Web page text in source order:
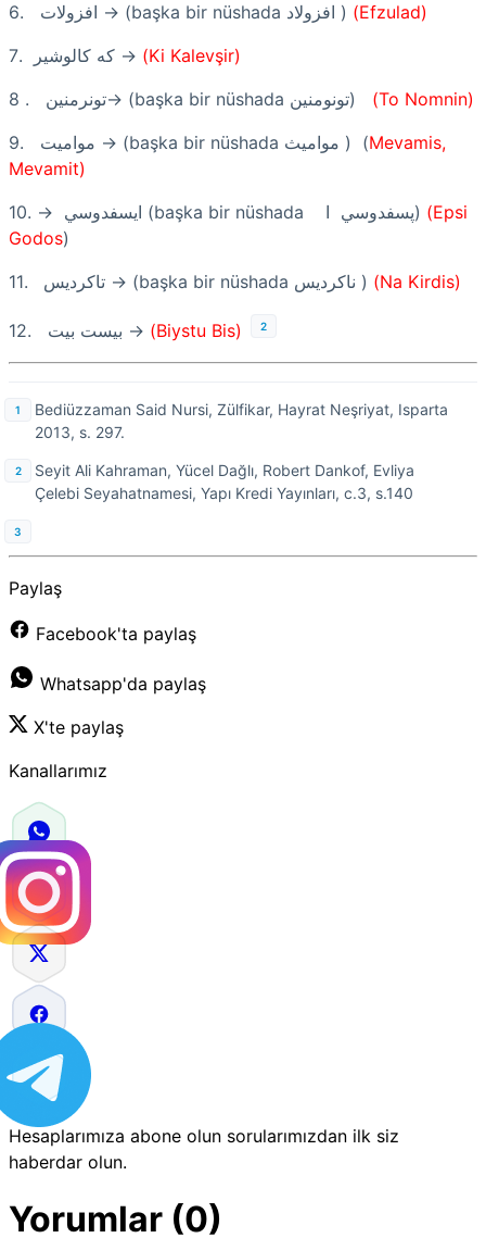
6. افزولات → (başka bir nüshada افزولاد ) (Efzulad)
7.
كه كالوشير → (Ki Kalevşir)
8 . تونرمنين→ (başka bir nüshada تونومنين) (To Nomnin)
9. مواميت → (başka bir nüshada مواميث ) (Mevamis,
Mevamit)
10. → ايسفدوسي (başka bir nüshada پسفدوسي ا ) (Epsi
Godos)
11. تاكرديس → (başka bir nüshada ناكرديس ) (Na Kirdis)
12. بيست بيت → (Biystu Bis) 2
Bediüzzaman Said Nursi, Zülfikar, Hayrat Neşriyat, Isparta
2013, s. 297.
Seyit Ali Kahraman, Yücel Dağlı, Robert Dankof, Evliya
Çelebi Seyahatnamesi, Yapı Kredi Yayınları, c.3, s.140
Paylaş
Facebook'ta paylaş
Whatsapp'da paylaş
X'te paylaş
Kanallarımız
Hesaplarımıza abone olun sorularımızdan ilk siz
haberdar olun.
Yorumlar (0)